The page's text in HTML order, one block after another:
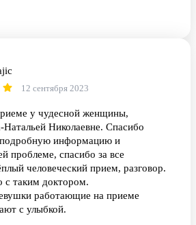
12 сентября 2023
у чудесной женщины,
Натальей Николаевне. Спасибо
информацию и
проблеме, спасибо за все
человеческий прием, разговор.
с таким доктором.
работающие на приеме
с улыбкой.